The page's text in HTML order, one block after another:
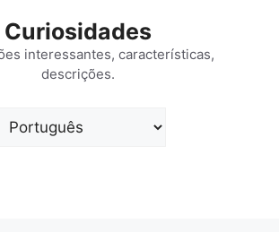
Curiosidades
interessantes, características,
descrições.